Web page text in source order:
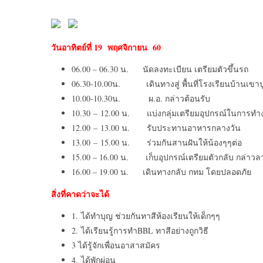
วันอาทิตย์ที่ 19 พฤศจิกายน 60
06.00 – 06.30 น. นัดลงทะเบียน เตรียมตัวขึ้นรถ
06.30-10.00น. เดินทางสู่ พื้นที่โรงเรียนบ้านเขา
10.00-10.30น. ผ.อ. กล่าวต้อนรับ
10.30 – 12.00 น. แบ่งกลุ่มเตรียมอุปกรณ์ในการทำ
12.00 – 13.00 น. รับประทานอาหารกลางวัน
13.00 – 15.00 น. ร่วมกันสานฝันให้น้องๆๆต่อ
15.00 – 16.00 น. เก็บอุปกรณ์เตรียมตัวกลับ กล่าวล
16.00 – 19.00 น. เดินทางกลับ กทม โดยปลอดภัย
สิ่งที่คาดว่าจะได้
1. ได้ทำบุญ ช่วยกันทาสีห้องเรียนให้เด็กๆๆ
2. ได้เรียนรู้การทำBBL ทาสีอย่างถูกวิธี
3 ได้รู้จักเพื่อนอาสาสมัคร
4. ได้พักผ่อน